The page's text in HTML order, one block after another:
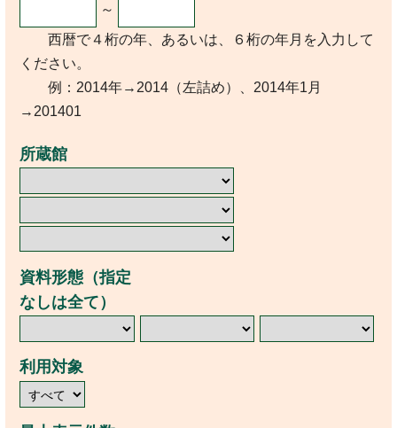
～
西暦で４桁の年、あるいは、６桁の年月を入力して
ください。
例：2014年→2014（左詰め）、2014年1月
→201401
所蔵館
資料形態（指定
なしは全て）
利用対象